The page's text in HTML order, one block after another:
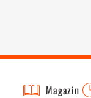
Magazin